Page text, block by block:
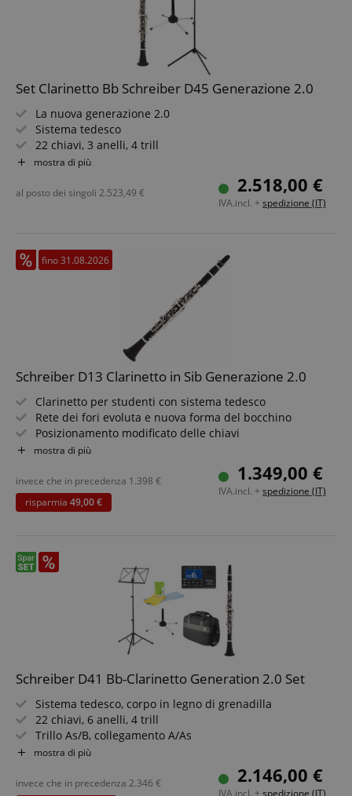
Set Clarinetto Bb Schreiber D45 Generazione 2.0
La nuova generazione 2.0
Sistema tedesco
22 chiavi, 3 anelli, 4 trill
Trillo As/B, collegamento A/As
Collegamento chiavi duodecima & doppia chiave C
Corpo in legno di grenadilla
Set incluso supporto per clarinetto & leggio con borsa
mostra di più
2.518,00 €
IVA.incl. + spedizione (IT)
al posto dei singoli 2.523,49 €
fino 31.08.2026
Schreiber D13 Clarinetto in Sib Generazione 2.0
Clarinetto per studenti con sistema tedesco
Rete dei fori evoluta e nuova forma del bocchino
Posizionamento modificato delle chiavi
Foratura interna ottimizzata
20 chiavi, 3 anelli, 4 trill
Meccanica delle chiavi ottimizzata per mani più piccole
mostra di più
1.349,00 €
IVA.incl. + spedizione (IT)
invece che in precedenza 1.398 €
risparmia 49,00 €
Schreiber D41 Bb-Clarinetto Generation 2.0 Set
Sistema tedesco, corpo in legno di grenadilla
22 chiavi, 6 anelli, 4 trill
Trillo As/B, collegamento A/As
Rete dei fori rielaborata & nuova forma della campana
Foratura interna ottimizzata & posizionamento
migliorato delle chiavi
mostra di più
2.146,00 €
IVA.incl. + spedizione (IT)
invece che in precedenza 2.346 €